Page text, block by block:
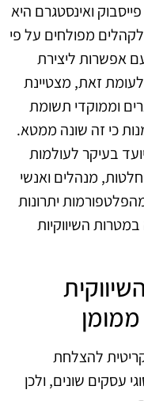
ואינסטגרם היא
מפולחים על פי
אפשרות ליצירת
לעומת זאת, מצטיינת
וממוקדי תשומת
כי זה שונה ממטא.
בעיקר לעולמות
מנהלים ואנשי
יתרונות
במטרות השיווקיות
להצלחת
עסקים שונים, ולכן